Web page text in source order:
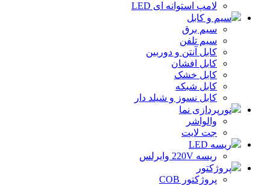
لامپ استوانه ای LED
سیم و کابل
سیم برق
سیم تلفن
کابل آنتن و دوربین
کابل افشان
کابل خشک
کابل شبکه
کابل نسوز و شیلد دار
نورپردازی نما
والواشر
جت لایت
ریسه LED
ریسه 220V وایرلس
پروژکتور
پروژکتور COB